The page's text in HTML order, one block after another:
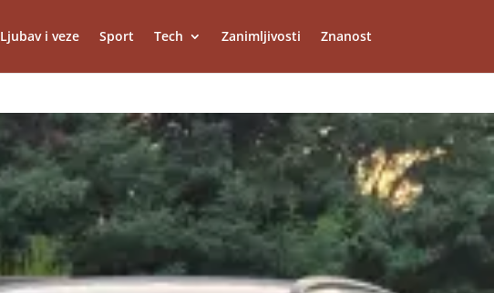
Ljubav i veze Sport Tech Zanimljivosti Znanost